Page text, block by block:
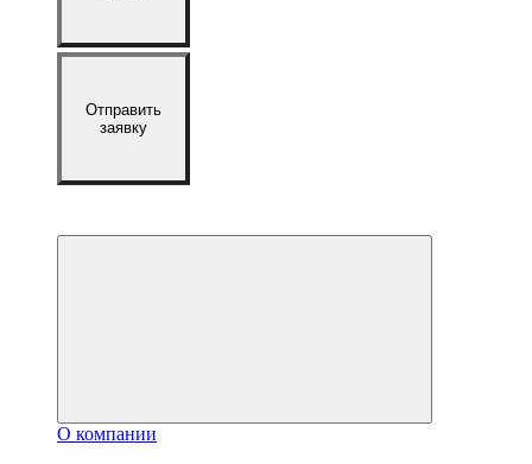
Отправить
заявку
О компании